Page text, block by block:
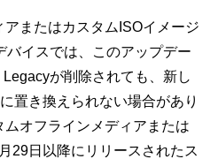
またはカスタムISOイメージ
イスでは、このアップデー
が削除されても、新し
置き換えられない場合があり
オフラインメディアまたは
29日以降にリリースされたス